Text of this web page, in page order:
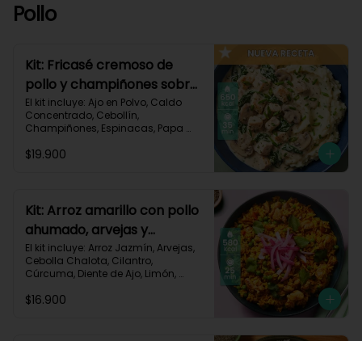
1080 kcal | Carbohidratos 87g |
Pollo
Kit: Fricasé cremoso de
pollo y champiñones sobre
puré de papa y espinacas-
152
El kit incluye: Ajo en Polvo, Caldo
Concentrado, Cebollín,
Champiñones, Espinacas, Papa
Pechuga de Pollo (foto 160g/p),
650 kcal	| Carbohidratos 52g |
Grasas 32g | Proteínas 41g
$19.900
Kit: Arroz amarillo con pollo
ahumado, arvejas y
cilantro-131
El kit incluye: Arroz Jazmín, Arvejas,
Cebolla Chalota, Cilantro,
Cúrcuma, Diente de Ajo, Limón,
160g/p), Tomate, Receta Impresa.
$16.900